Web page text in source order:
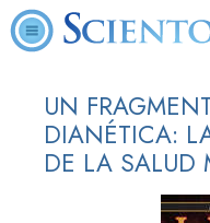
UN
DIANÉTICA:
DE LA SALUD